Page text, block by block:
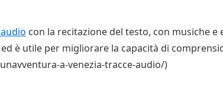
con la recitazione del testo, con musiche
è utile per migliorare la capacità di
a-venezia-tracce-audio/)